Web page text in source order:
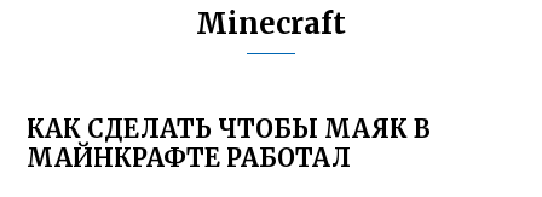
Minecraft
КАК СДЕЛАТЬ ЧТОБЫ МАЯК В
МАЙНКРАФТЕ РАБОТАЛ